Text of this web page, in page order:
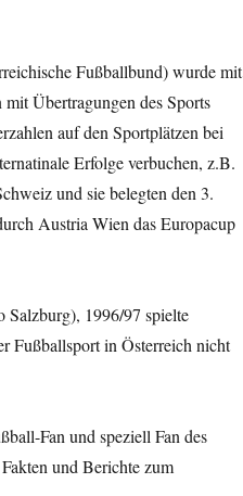
Fußballbund) wurde mit
Übertragungen des Sports
auf den Sportplätzen bei
Erfolge verbuchen, z.B.
und sie belegten den 3.
Austria Wien das Europacup
Salzburg), 1996/97 spielte
Fußballsport in Österreich nicht
Fan und speziell Fan des
und Berichte zum